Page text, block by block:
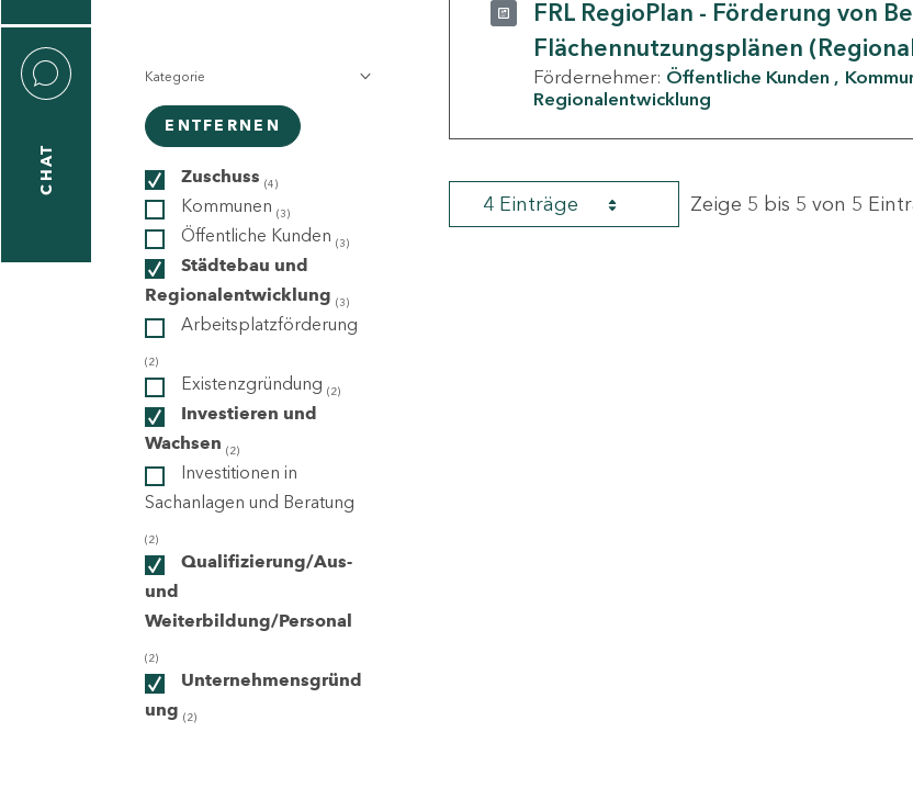
CHAT
Kategorie
ENTFERNEN
Zuschuss (4)
Kommunen (3)
Öffentliche Kunden (3)
Städtebau und
Regionalentwicklung (3)
Arbeitsplatzförderung
(2)
Existenzgründung (2)
Investieren und
Wachsen (2)
Investitionen in
Sachanlagen und Beratung
(2)
Qualifizierung/Aus-
und
Weiterbildung/Personal
(2)
Unternehmensgründ
ung (2)
FRL RegioPlan - Förderung von
Flächennutzungsplänen
Fördernehmer: Öffentliche Kunden
Regionalentwicklung
4 Einträge Zeige 5 bis 5 von 5